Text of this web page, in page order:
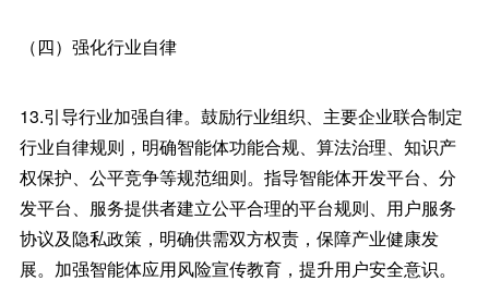
（四）强化行业自律
13.引导行业加强自律。鼓励行业组织、主要企业联合制定
行业自律规则，明确智能体功能合规、算法治理、知识产
权保护、公平竞争等规范细则。指导智能体开发平台、分
发平台、服务提供者建立公平合理的平台规则、用户服务
协议及隐私政策，明确供需双方权责，保障产业健康发
展。加强智能体应用风险宣传教育，提升用户安全意识。